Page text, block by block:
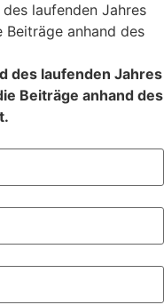
laufenden Jahres
anhand des
des laufenden Jahres
Beiträge anhand des